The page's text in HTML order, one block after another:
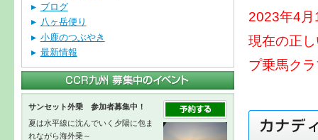
2023年4月
現在の正
プ乗馬ク
ブログ
八ヶ岳便り
小鹿のつぶやき
最新情報
サンセット外乗 参加者募集中！
夏は水平線に沈んでいく夕陽に包ま
れながら海外乗～